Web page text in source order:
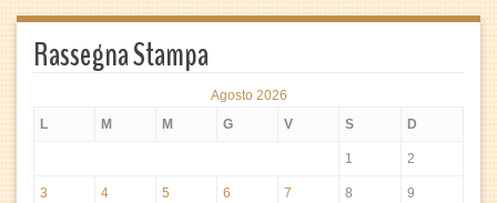
Rassegna Stampa
Agosto 2026
L
M M G V S D
1 2
3 4 5 6 7 8 9